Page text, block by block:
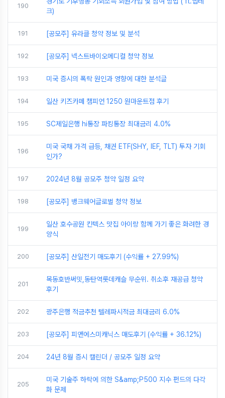
190
크)
191 [공모주] 유라클 청약 정보 및 분석
192 [공모주] 넥스트바이오메디컬 청약 정보
193 미국 증시의 폭락 원인과 영향에 대한 분석글
194 일산 키즈카페 챔피언 1250 원마운트점 후기
195 SC제일은행 hi통장 파킹통장 최대금리 4.0%
196
미국 국채 가격 급등, 채권 ETF(SHY, IEF, TLT) 투자 기회
인가?
197 2024년 8월 공모주 청약 일정 요약
198 [공모주] 뱅크웨어글로벌 청약 정보
199
일산 호수공원 킨텍스 맛집 아이랑 함께 가기 좋은 화려한 경
양식
200 [공모주] 산일전기 매도후기 (수익률 + 27.99%)
201
목동호반써밋,동탄역롯데캐슬 무순위. 취소후 재공급 청약
후기
202 광주은행 적금추천 텔레파시적금 최대금리 6.0%
203 [공모주] 피앤에스미캐닉스 매도후기 (수익률 + 36.12%)
204 24년 8월 증시 캘린더 / 공모주 일정 요약
205
미국 기술주 하락에 의한 S&amp;P500 지수 펀드의 다각
화 문제